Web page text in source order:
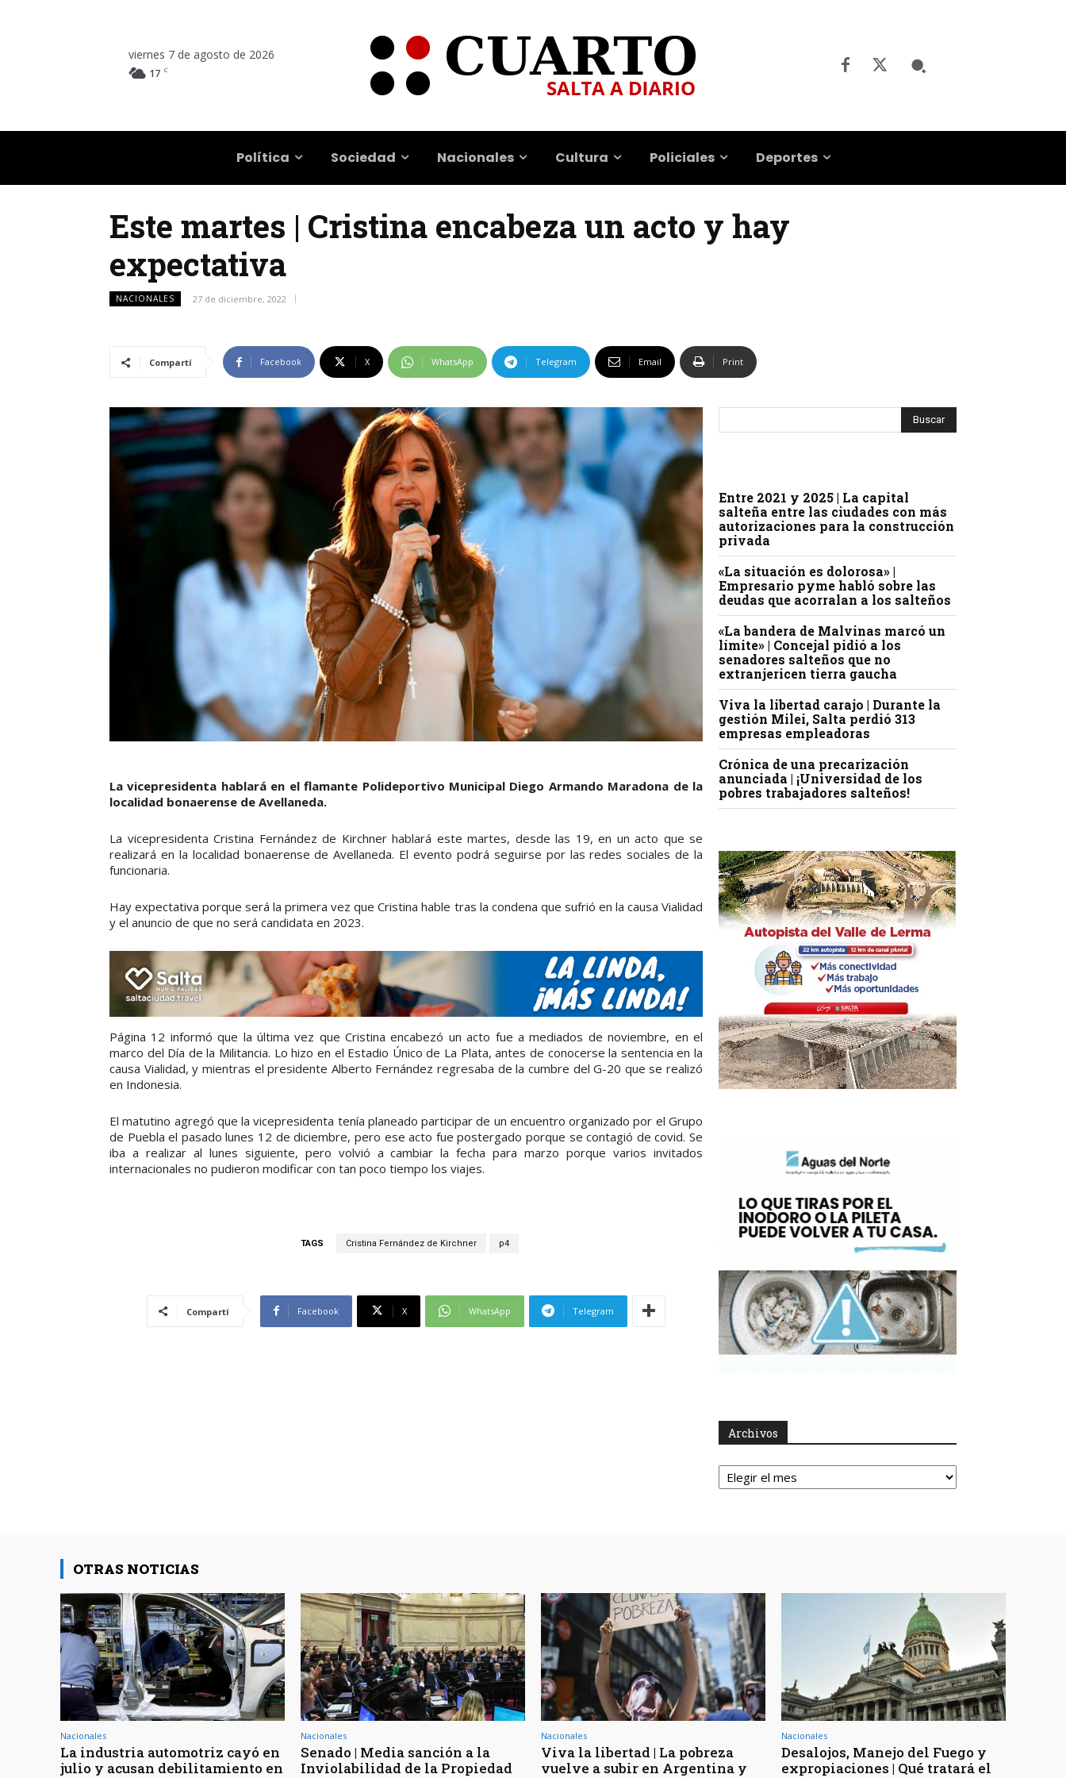
viernes 7 de agosto de 2026
17 C
Política Sociedad Nacionales Cultura Policiales Deportes
Este martes | Cristina encabeza un acto y hay
expectativa
NACIONALES 27 de diciembre, 2022
Compartí Facebook X WhatsApp Telegram Email Print
La vicepresidenta hablará en el flamante Polideportivo Municipal Diego Armando Maradona de la
localidad bonaerense de Avellaneda.
La vicepresidenta Cristina Fernández de Kirchner hablará este martes, desde las 19, en un acto que se
realizará en la localidad bonaerense de Avellaneda. El evento podrá seguirse por las redes sociales de la
funcionaria.
Hay expectativa porque será la primera vez que Cristina hable tras la condena que sufrió en la causa Vialidad
y el anuncio de que no será candidata en 2023.
Página 12 informó que la última vez que Cristina encabezó un acto fue a mediados de noviembre, en el
marco del Día de la Militancia. Lo hizo en el Estadio Único de La Plata, antes de conocerse la sentencia en la
causa Vialidad, y mientras el presidente Alberto Fernández regresaba de la cumbre del G-20 que se realizó
en Indonesia.
El matutino agregó que la vicepresidenta tenía planeado participar de un encuentro organizado por el Grupo
de Puebla el pasado lunes 12 de diciembre, pero ese acto fue postergado porque se contagió de covid. Se
iba a realizar al lunes siguiente, pero volvió a cambiar la fecha para marzo porque varios invitados
internacionales no pudieron modificar con tan poco tiempo los viajes.
TAGS Cristina Fernández de Kirchner p4
Compartí Facebook X WhatsApp Telegram
Entre 2021 y 2025 | La capital
salteña entre las ciudades con más
autorizaciones para la construcción
privada
«La situación es dolorosa» |
Empresario pyme habló sobre las
deudas que acorralan a los salteños
«La bandera de Malvinas marcó un
límite» | Concejal pidió a los
senadores salteños que no
extranjericen tierra gaucha
Viva la libertad carajo | Durante la
gestión Milei, Salta perdió 313
empresas empleadoras
Crónica de una precarización
anunciada | ¡Universidad de los
pobres trabajadores salteños!
Archivos
Archivos
OTRAS NOTICIAS
Nacionales
La industria automotriz cayó en
julio y acusan debilitamiento en
Nacionales
Senado | Media sanción a la
Inviolabilidad de la Propiedad
Nacionales
Viva la libertad | La pobreza
vuelve a subir en Argentina y
Nacionales
Desalojos, Manejo del Fuego y
expropiaciones | Qué tratará el